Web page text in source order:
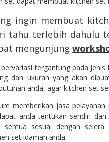
ingin membuat
tahu terlebih dahulu
mengunjung
tergantung pada jenis
dan ukuran yang akan
anda, agar kitchen set
memberikan jasa
anda tentukan sendiri
semua sesuai dengan
set idaman anda.